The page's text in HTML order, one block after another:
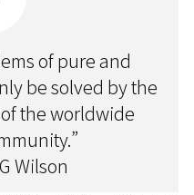
of pure and
be solved by the
the worldwide
Wilson